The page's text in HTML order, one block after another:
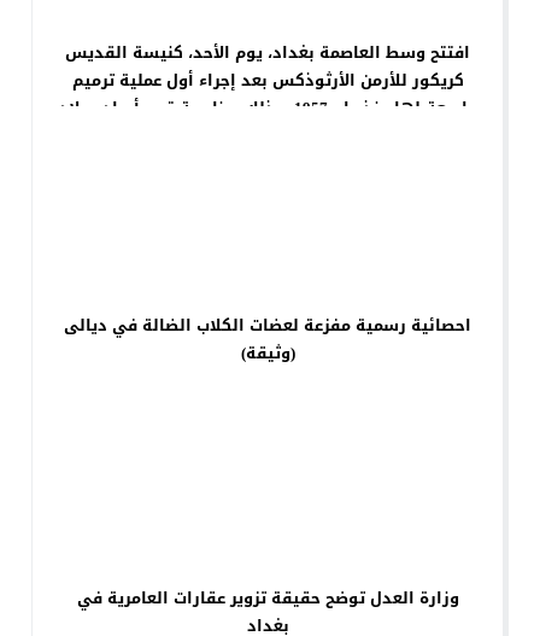
افتتح وسط العاصمة بغداد، يوم الأحد، كنيسة القديس
كريكور للأرمن الأرثوذكس بعد إجراء أول عملية ترميم
واسعة لها منذ عام 1957، وذلك بمناسبة قرب أعياد ميلاد
احصائية رسمية مفزعة لعضات الكلاب الضالة في ديالى
(وثيقة)
وزارة العدل توضح حقيقة تزوير عقارات العامرية في
بغداد